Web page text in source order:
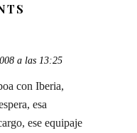
a las 13:25
con Iberia,
esa
ese equipaje